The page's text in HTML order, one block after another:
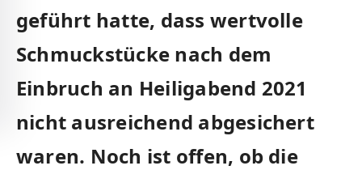
geführt hatte, dass wertvolle
Schmuckstücke nach dem
Einbruch an Heiligabend 2021
nicht ausreichend abgesichert
waren. Noch ist offen, ob die